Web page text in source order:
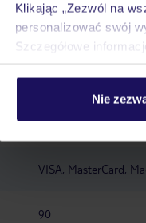
Klikając „Zezwól na
personalizować swój
Szczegółowe
Nie
łóżeczka dla dzieci: w
basen: czerwiec -
recepcja: 24 h winda
11 €/dzień
VISA, MasterCard,
90